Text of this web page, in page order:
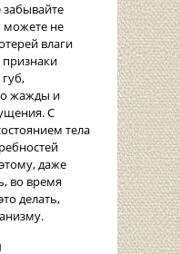
можете не
влаги
признаки
жажды и
С
тела
даже
во время
делать,